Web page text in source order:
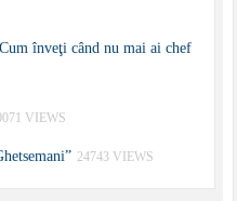
înveţi când nu mai ai chef
VIEWS
24743 VIEWS